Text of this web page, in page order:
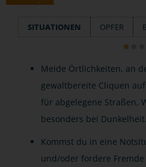
SITUATIONEN OPFER
Meide Örtlichkeiten, an
gewaltbereite Cliquen
für abgelegene Straßen,
besonders bei Dunkelheit.
Kommst du in eine
und/oder fordere